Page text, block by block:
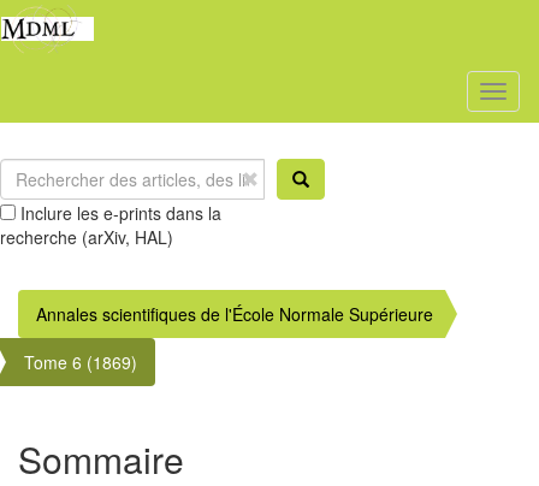
Inclure les e-prints dans la
recherche (arXiv, HAL)
Annales scientifiques de l'École Normale Supérieure
Tome 6 (1869)
Sommaire